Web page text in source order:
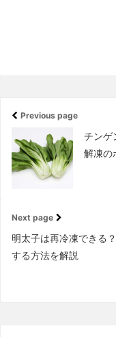
Previous page
チンゲ
解凍の
Next page
明太子は再冷凍できる
する方法を解説